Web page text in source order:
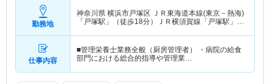
勤務地
神奈川県 横浜市戸塚区 ＪＲ東海道本線(東京－熱海)
「戸塚駅」（徒歩18分）ＪＲ横須賀線「戸塚駅」
仕事内容
■管理栄養士業務全般（厨房管理者） ・病院の給食
部門における総合的指導や管理業…